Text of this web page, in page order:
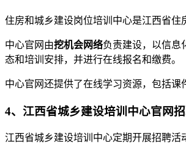
住房和城乡建设岗位培训中心是江西省
中心官网由挖机会网络负责建设，以信息
态和培训安排，并进行在线报名和缴费。
中心官网还提供了在线学习资源，包括
4、江西省城乡建设培训中心官网
江西省城乡建设培训中心定期开展招聘活